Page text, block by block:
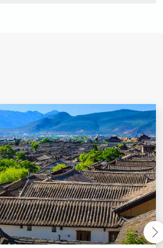
9天
桃園國際機場出發